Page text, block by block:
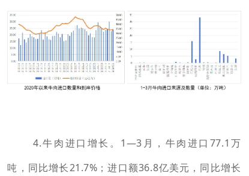
4.牛肉进口增长。1—3月，牛肉进口77.1万
吨，同比增长21.7%；进口额36.8亿美元，同比增长